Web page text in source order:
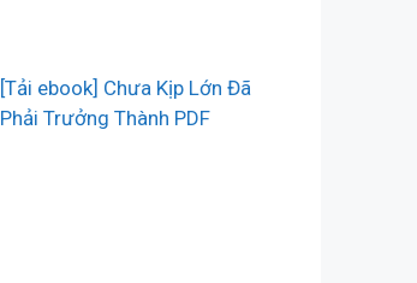
[Tải ebook] Chưa Kịp Lớn Đã
Phải Trưởng Thành PDF